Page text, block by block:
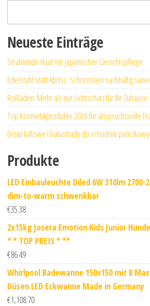
Neueste Einträge
Strahlende Haut mit japanischer Gesichtspflege
Edelstahl statt Abriss: Schornstein nachhaltig
Rollläden: Mehr als nur Lichtschutz für Ihr Zuhause
Top Kosmetikprodukte 2026 für anspruchsvolle
Drzwi loftowe i balustrady do schodów
Produkte
LED Einbauleuchte Diled 6W 310lm 2700-
dim-to-warm schwenkbar
€35.38
2x15kg Josera Emotion Kids Junior
* * TOP PREIS * **
€86.49
Whirlpool Badewanne 150x150 mit 8
Düsen LED Eckwanne Made in Germany
€1,108.70